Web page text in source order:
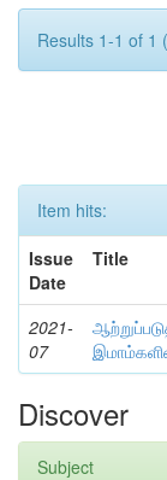
Results 1-1 of 1
Item hits:
Issue
Date
Title
2021-
07
Discover
Subject